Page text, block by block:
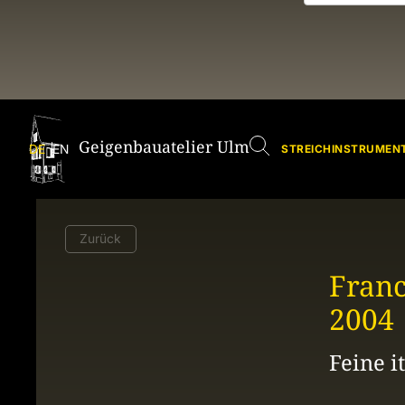
DE EN Geigenbauatelier Ulm
Zurück
2004
Feine